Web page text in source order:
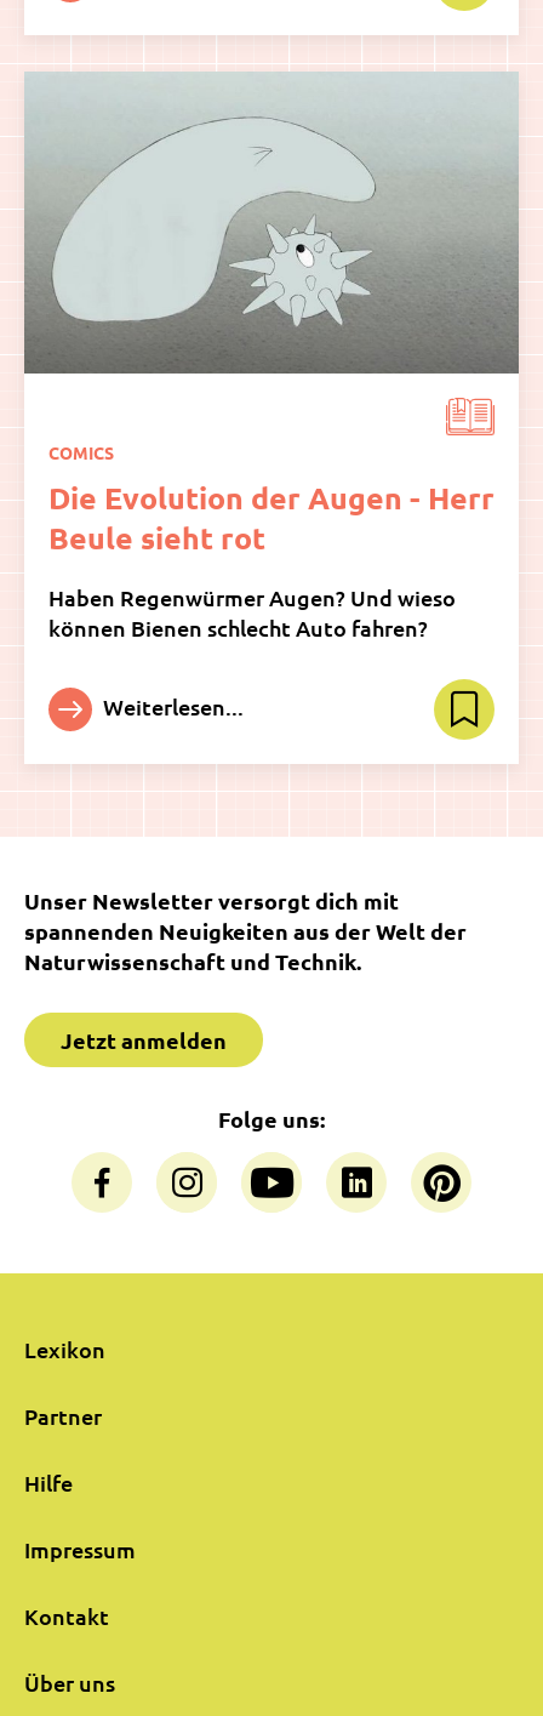
COMICS
Die Evolution der Augen - Herr
Beule sieht rot
Haben Regenwürmer Augen? Und wieso
können Bienen schlecht Auto fahren?
Weiterlesen...
Unser Newsletter versorgt dich mit
spannenden Neuigkeiten aus der Welt der
Naturwissenschaft und Technik.
Jetzt anmelden
Folge uns:
Lexikon
Partner
Hilfe
Impressum
Kontakt
Über uns